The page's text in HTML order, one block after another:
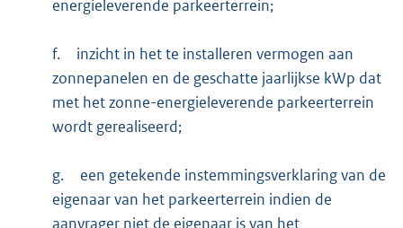
energieleverende parkeerterrein;
f.
inzicht in het te installeren vermogen aan
zonnepanelen en de geschatte jaarlijkse kWp dat
met het zonne-energieleverende parkeerterrein
wordt gerealiseerd;
g.
een getekende instemmingsverklaring van de
eigenaar van het parkeerterrein indien de
aanvrager niet de eigenaar is van het